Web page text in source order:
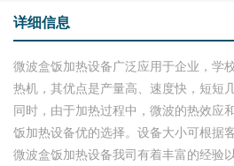
详细信息
微波盒饭加热设备广泛应用于企业，学
热机，其优点是产量高、速度快，短短
同时，由于加热过程中，微波的热效应
饭加热设备优的选择。设备大小可根据
微波盒饭加热设备我司有着丰富的经验